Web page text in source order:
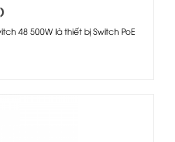
48 500W là thiết bị Switch PoE